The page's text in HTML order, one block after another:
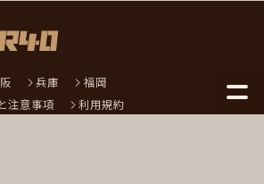
兵庫
福岡
注意事項
利用規約